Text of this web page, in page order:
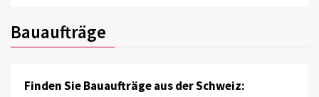
Bauaufträge
Finden Sie Bauaufträge aus der Schweiz: